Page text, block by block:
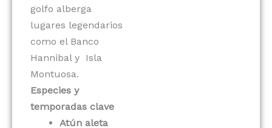
golfo alberga
lugares legendarios
como el Banco
Hannibal y Isla
Montuosa.
Especies y
temporadas clave
Atún aleta